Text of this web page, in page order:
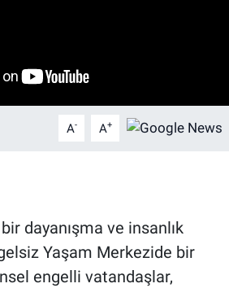
A- A+
dayanışma ve insanlık
Yaşam Merkezide bir
engelli vatandaşlar,